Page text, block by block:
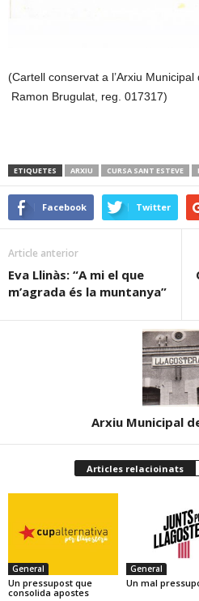
(Cartell conservat a l’Arxiu
Ramon Brugulat, reg. 017317)
ETIQUETES ARXIU CURSA SANT ESTEVE
Facebook Twitter
Article anterior
Eva Llinàs: “A mi el que
m’agrada és la muntanya”
Arxiu Municipal
Articles relacioinats
General
Un pressupost que
consolida apostes
General
Un mal